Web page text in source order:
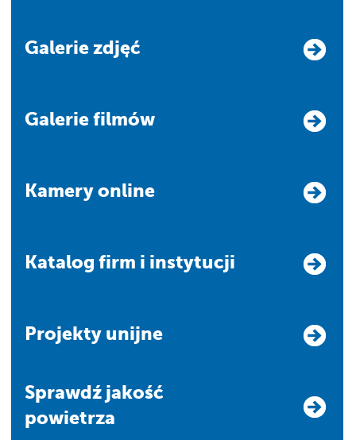
Galerie zdjęć
Galerie filmów
Kamery online
Katalog firm i instytucji
Projekty unijne
Sprawdź jakość
powietrza